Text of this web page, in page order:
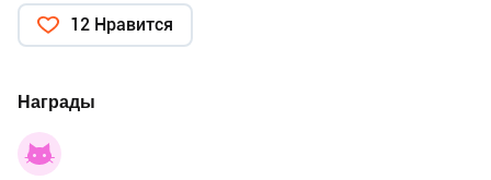
12 Нравится
Награды